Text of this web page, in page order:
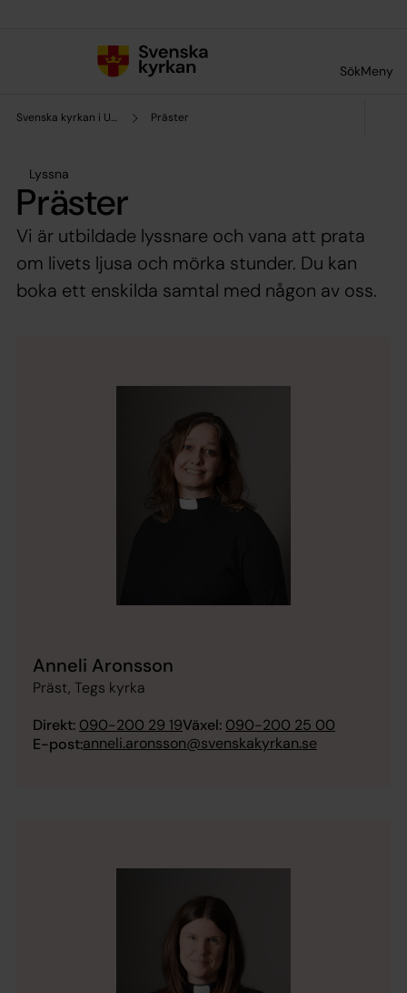
SökMeny
Svenska kyrkan i Umeå Präster
Lyssna
Präster
Vi är utbildade lyssnare och vana att prata
om livets ljusa och mörka stunder. Du kan
boka ett enskilda samtal med någon av oss.
Anneli Aronsson
Präst, Tegs kyrka
Direkt: 090-200 29 19Växel: 090-200 25 00
E-post:anneli.aronsson@svenskakyrkan.se